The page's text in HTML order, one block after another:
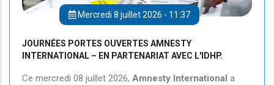
Mercredi 8 juillet 2026 - 11:37
JOURNÉES PORTES OUVERTES AMNESTY
INTERNATIONAL – EN PARTENARIAT AVEC L'IDHP.
Ce mercredi 08 juillet 2026, Amnesty International a